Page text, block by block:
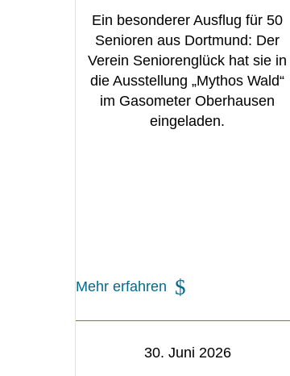
Ein besonderer Ausflug für 50
Senioren aus Dortmund: Der
Verein Seniorenglück hat sie in
die Ausstellung „Mythos Wald“
im Gasometer Oberhausen
eingeladen.
Mehr erfahren
30. Juni 2026